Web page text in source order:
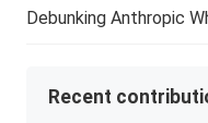
Debunking Anthropic
Recent